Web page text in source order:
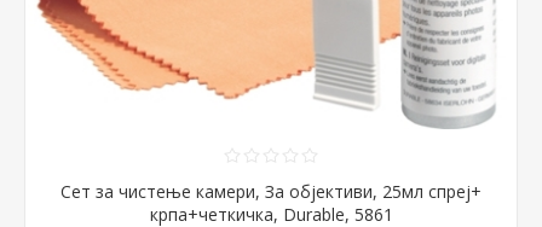
Сет за чистење камери, За објективи, 25мл спреј+
крпа+четкичка, Durable, 5861